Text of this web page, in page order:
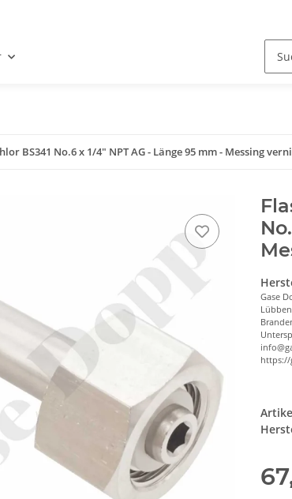
BS341 No.6 x 1/4" NPT AG - Länge 95 mm - Messing
Gase
https://